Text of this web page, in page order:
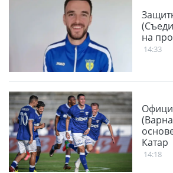
на
14:33
Катар
14:18